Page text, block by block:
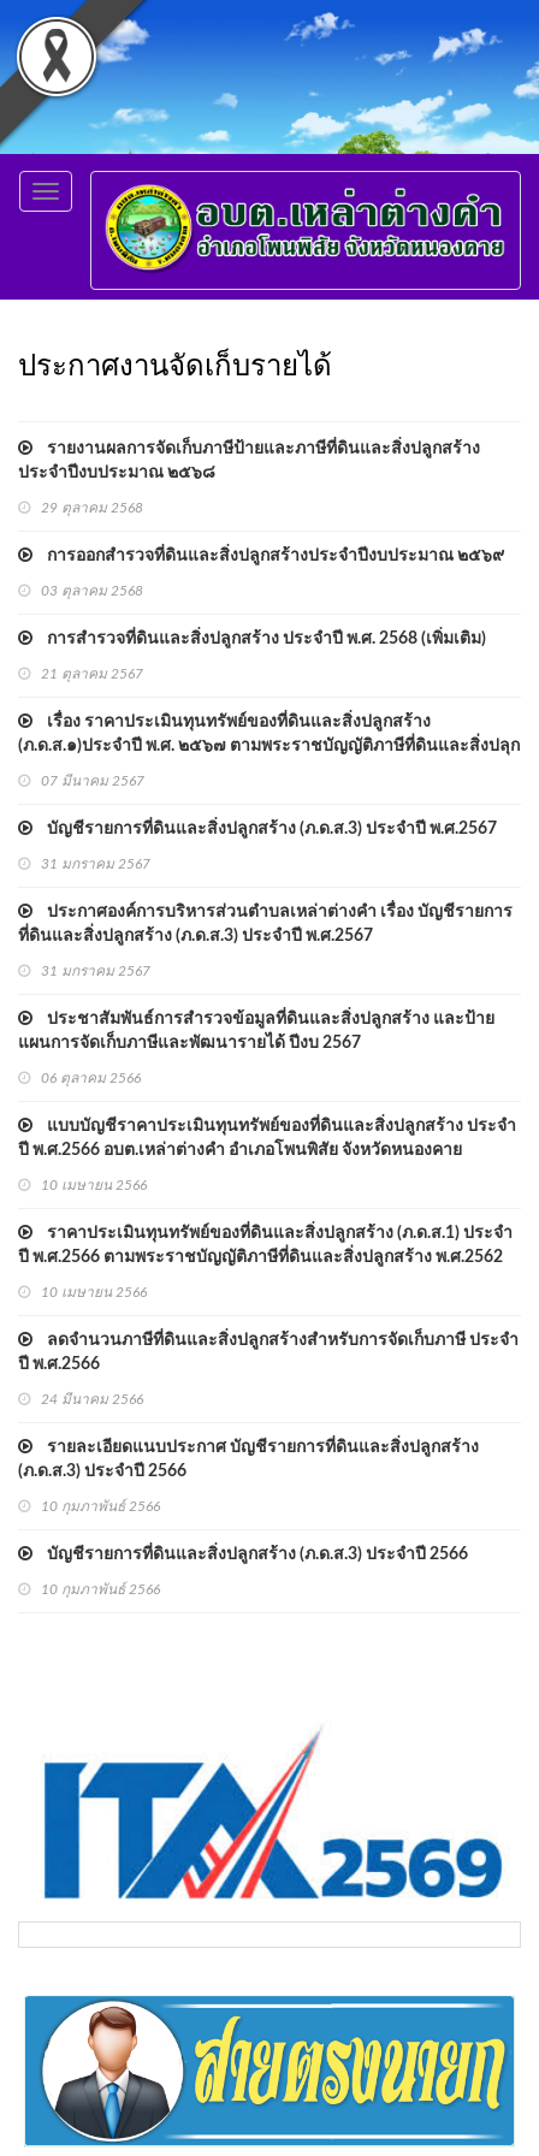
Toggle
navigation
ประกาศงานจัดเก็บรายได้
รายงานผลการจัดเก็บภาษีป้ายและภาษีที่ดินและสิ่งปลูกสร้าง
ประจำปีงบประมาณ ๒๕๖๘
29 ตุลาคม 2568
การออกสำรวจที่ดินและสิ่งปลูกสร้างประจำปีงบประมาณ ๒๕๖๙
03 ตุลาคม 2568
การสำรวจที่ดินและสิ่งปลูกสร้าง ประจำปี พ.ศ. 2568 (เพิ่มเติม)
21 ตุลาคม 2567
เรื่อง ราคาประเมินทุนทรัพย์ของที่ดินและสิ่งปลูกสร้าง
(ภ.ด.ส.๑)ประจำปี พ.ศ. ๒๕๖๗ ตามพระราชบัญญัติภาษีที่ดินและสิ่งปลุก
สร้าง พ.ศ.๒๕๖๒
07 มีนาคม 2567
บัญชีรายการที่ดินและสิ่งปลูกสร้าง (ภ.ด.ส.3) ประจำปี พ.ศ.2567
31 มกราคม 2567
ประกาศองค์การบริหารส่วนตำบลเหล่าต่างคำ เรื่อง บัญชีรายการ
ที่ดินและสิ่งปลูกสร้าง (ภ.ด.ส.3) ประจำปี พ.ศ.2567
31 มกราคม 2567
ประชาสัมพันธ์การสำรวจข้อมูลที่ดินและสิ่งปลูกสร้าง และป้าย
แผนการจัดเก็บภาษีและพัฒนารายได้ ปีงบ 2567
06 ตุลาคม 2566
แบบบัญชีราคาประเมินทุนทรัพย์ของที่ดินและสิ่งปลูกสร้าง ประจำ
ปี พ.ศ.2566 อบต.เหล่าต่างคำ อำเภอโพนพิสัย จังหวัดหนองคาย
10 เมษายน 2566
ราคาประเมินทุนทรัพย์ของที่ดินและสิ่งปลูกสร้าง (ภ.ด.ส.1) ประจำ
ปี พ.ศ.2566 ตามพระราชบัญญัติภาษีที่ดินและสิ่งปลูกสร้าง พ.ศ.2562
10 เมษายน 2566
ลดจำนวนภาษีที่ดินและสิ่งปลูกสร้างสำหรับการจัดเก็บภาษี ประจำ
ปี พ.ศ.2566
24 มีนาคม 2566
รายละเอียดแนบประกาศ บัญชีรายการที่ดินและสิ่งปลูกสร้าง
(ภ.ด.ส.3) ประจำปี 2566
10 กุมภาพันธ์ 2566
บัญชีรายการที่ดินและสิ่งปลูกสร้าง (ภ.ด.ส.3) ประจำปี 2566
10 กุมภาพันธ์ 2566